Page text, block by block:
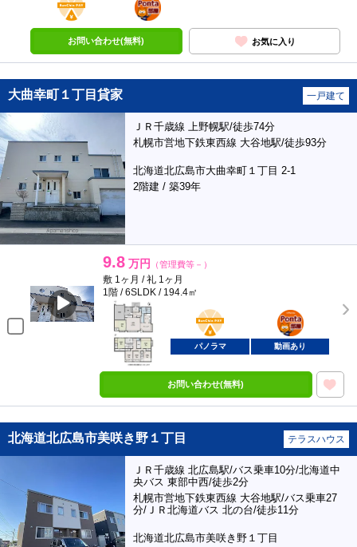
部屋
お問い合わせ(無料) お気に入り
大曲幸町１丁目貸家 一戸建て
ＪＲ千歳線 上野幌駅/徒歩74分
札幌市営地下鉄東西線 大谷地駅/徒歩93分
北海道北広島市大曲幸町１丁目 2-1
2階建 / 築39年
9.8 万円 （管理費等－）
敷 1ヶ月 / 礼 1ヶ月
1階 / 6SLDK / 194.4㎡
BunChinPAY
ポンタ
部屋
パノラマ 動画あり
お問い合わせ(無料)
北海道北広島市美咲き野１丁目 テラスハウス
ＪＲ千歳線 北広島駅/バス乗車10分/北海道中
央バス 東部中西/徒歩2分
札幌市営地下鉄東西線 大谷地駅/バス乗車27
分/ＪＲ北海道バス 北の台/徒歩11分
北海道北広島市美咲き野１丁目